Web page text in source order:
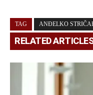
TAG ANĐELKO
RELATED